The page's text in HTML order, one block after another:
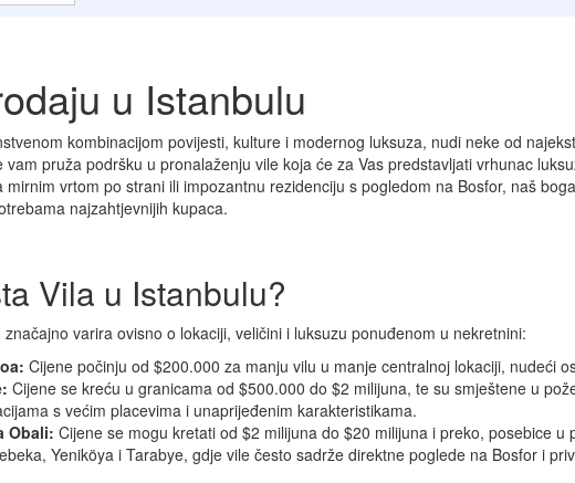
u Istanbulu
kombinacijom povijesti, kulture i modernog luksuza, nudi neke od
vam pruža podršku u pronalaženju vile koja će za Vas predstavljati vrhunac
mirnim vrtom po strani ili impozantnu rezidenciju s pogledom na Bosfor, naš
najzahtjevnijih kupaca.
Vila u Istanbulu?
varira ovisno o lokaciji, veličini i luksuzu ponuđenom u nekretnini:
Cijene počinju od $200.000 za manju vilu u manje centralnoj lokaciji, nudeći
Cijene se kreću u granicama od $500.000 do $2 milijuna, te su smještene u
s većim placevima i unaprijeđenim karakteristikama.
Obali: Cijene se mogu kretati od $2 milijuna do $20 milijuna i preko, posebice u
Yeniköya i Tarabye, gdje vile često sadrže direktne poglede na Bosfor i